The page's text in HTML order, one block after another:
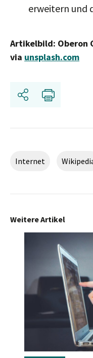
erweitern und
Artikelbild: Oberon
via unsplash.com
Share
Internet
Weitere Artikel